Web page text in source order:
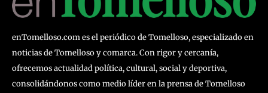
enTomelloso.com es el periódico de Tomelloso, especializado en
noticias de Tomelloso y comarca. Con rigor y cercanía,
ofrecemos actualidad política, cultural, social y deportiva,
consolidándonos como medio líder en la prensa de Tomelloso